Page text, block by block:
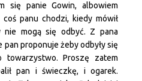
się panie Gowin, albowiem
panu chodzi, kiedy mówił
mogą się odbyć. Z pana
proponuje żeby odbyły się
towarzystwo. Proszę zatem
pan i świeczkę, i ogarek.